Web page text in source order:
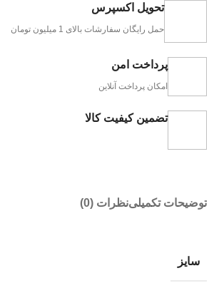
تحویل اکسپرس
حمل رایگان سفارشات بالای 1 میلیون تومان
پرداخت امن
امکان پرداخت آنلاین
تضمین کیفیت کالا
توضیحات تکمیلینظرات (0)
سایز